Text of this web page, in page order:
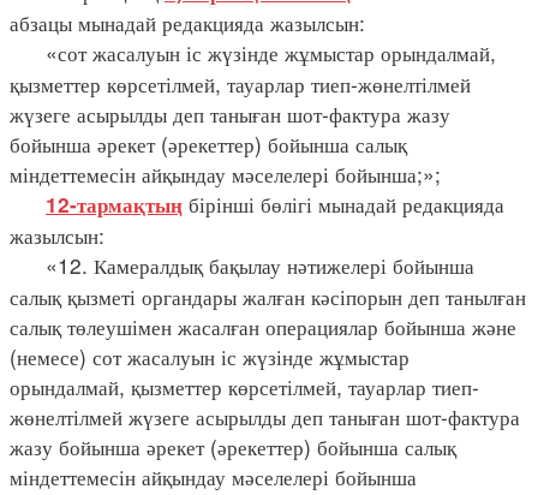
абзацы мынадай редакцияда жазылсын:
«сот жасалуын іс жүзінде жұмыстар орындалмай,
қызметтер көрсетілмей, тауарлар тиеп-жөнелтілмей
жүзеге асырылды деп таныған шот-фактура жазу
бойынша әрекет (әрекеттер) бойынша салық
міндеттемесін айқындау мәселелері бойынша;»;
12-тармақтың бірінші бөлігі мынадай редакцияда
жазылсын:
«12. Камералдық бақылау нәтижелері бойынша
салық қызметі органдары жалған кәсіпорын деп танылған
салық төлеушімен жасалған операциялар бойынша және
(немесе) сот жасалуын іс жүзінде жұмыстар
орындалмай, қызметтер көрсетілмей, тауарлар тиеп-
жөнелтілмей жүзеге асырылды деп таныған шот-фактура
жазу бойынша әрекет (әрекеттер) бойынша салық
міндеттемесін айқындау мәселелері бойынша